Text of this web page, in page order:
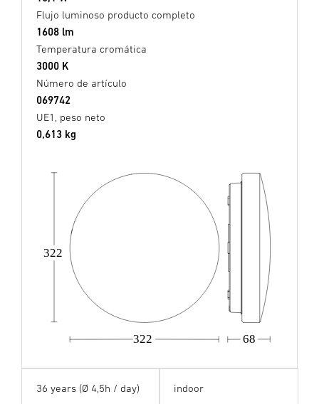
Flujo luminoso producto completo
1608 lm
Temperatura cromática
3000 K
Número de artículo
069742
UE1, peso neto
0,613 kg
68
322
322
36 years (Ø 4,5h / day) indoor